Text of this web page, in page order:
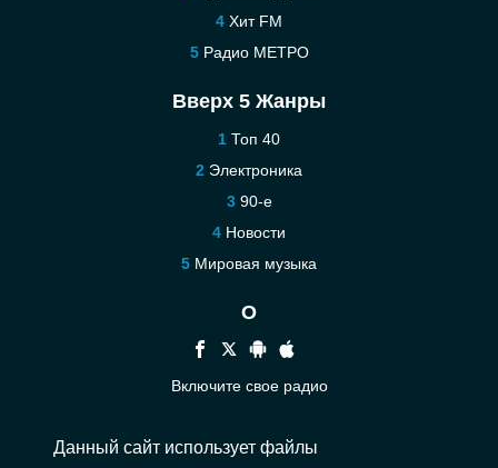
Хит FM
Радио МЕТРО
Вверх 5 Жанры
Топ 40
Электроника
90-е
Новости
Мировая музыка
О
Включите свое радио
Связаться
Данный сайт использует файлы